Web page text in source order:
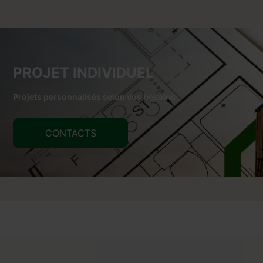
PROJET INDIVIDUEL
Projets personnalisés selon vos besoins
CONTACTS